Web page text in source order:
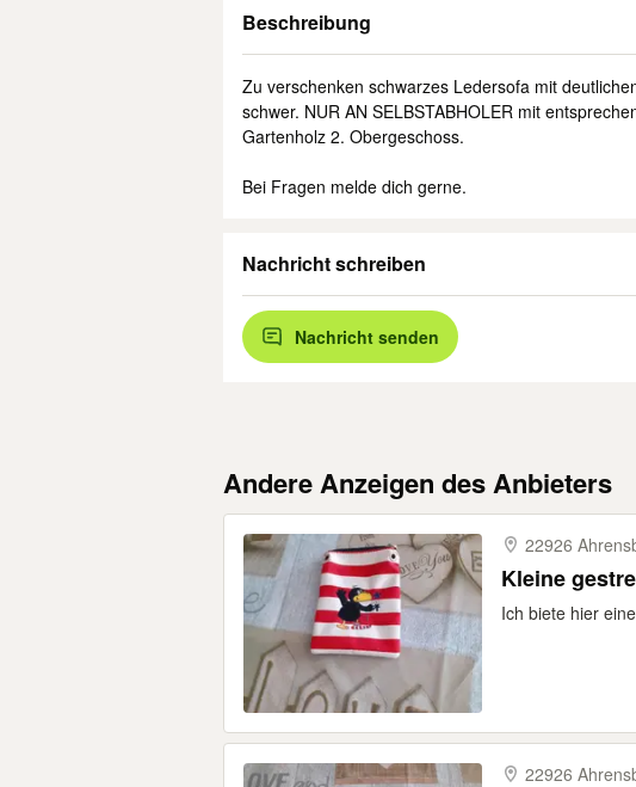
Beschreibung
Zu verschenken schwarzes Ledersofa mit
schwer. NUR AN SELBSTABHOLER mit
Gartenholz 2. Obergeschoss.
Bei Fragen melde dich gerne.
Nachricht schreiben
Nachricht senden
Andere Anzeigen des Anbieters
22926
Kleine
Ich biete hier
22926